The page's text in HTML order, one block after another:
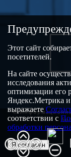
©
Этот сайт
посетителей.
На сайте
исследования
оптимизации его
Яндекс.Метрика
выражаете
соответствии с
обработки
Я согласен